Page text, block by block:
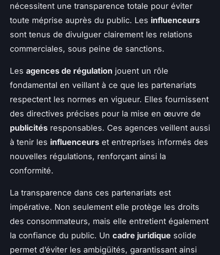
nécessitent une transparence totale pour éviter
toute méprise auprès du public. Les influenceurs
sont tenus de divulguer clairement les relations
commerciales, sous peine de sanctions.
Les agences de régulation jouent un rôle
fondamental en veillant à ce que les partenariats
respectent les normes en vigueur. Elles fournissent
des directives précises pour la mise en œuvre de
publicités responsables. Ces agences veillent aussi
à tenir les influenceurs et entreprises informés des
nouvelles régulations, renforçant ainsi la
conformité.
La transparence dans ces partenariats est
impérative. Non seulement elle protège les droits
des consommateurs, mais elle entretient également
la confiance du public. Un cadre juridique solide
permet d’éviter les ambigüités, garantissant ainsi